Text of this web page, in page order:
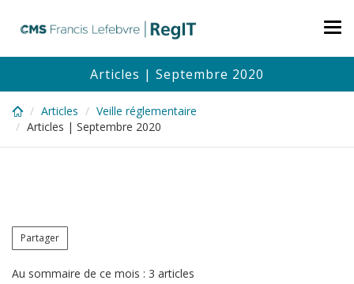
content
Articles | Septembre 2020
Articles
Veille réglementaire
Articles | Septembre 2020
Partager
Au sommaire de ce mois : 3 articles